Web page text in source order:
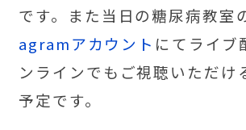
です。
また当日の糖尿病教室
agramアカウント にてライブ
ンラインでもご視聴いただけ
予定です。